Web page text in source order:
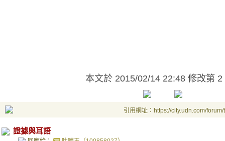
本文於 2015/02/14 22:48 修改第 2
引用網址：https://city.udn.com/
證據與耳語